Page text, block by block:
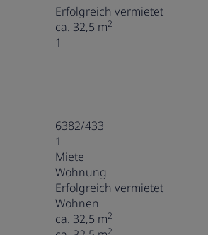
Erfolgreich vermietet
ca. 32,5 m2
1
6382/433
1
Miete
Wohnung
Erfolgreich vermietet
Wohnen
ca. 32,5 m2
2